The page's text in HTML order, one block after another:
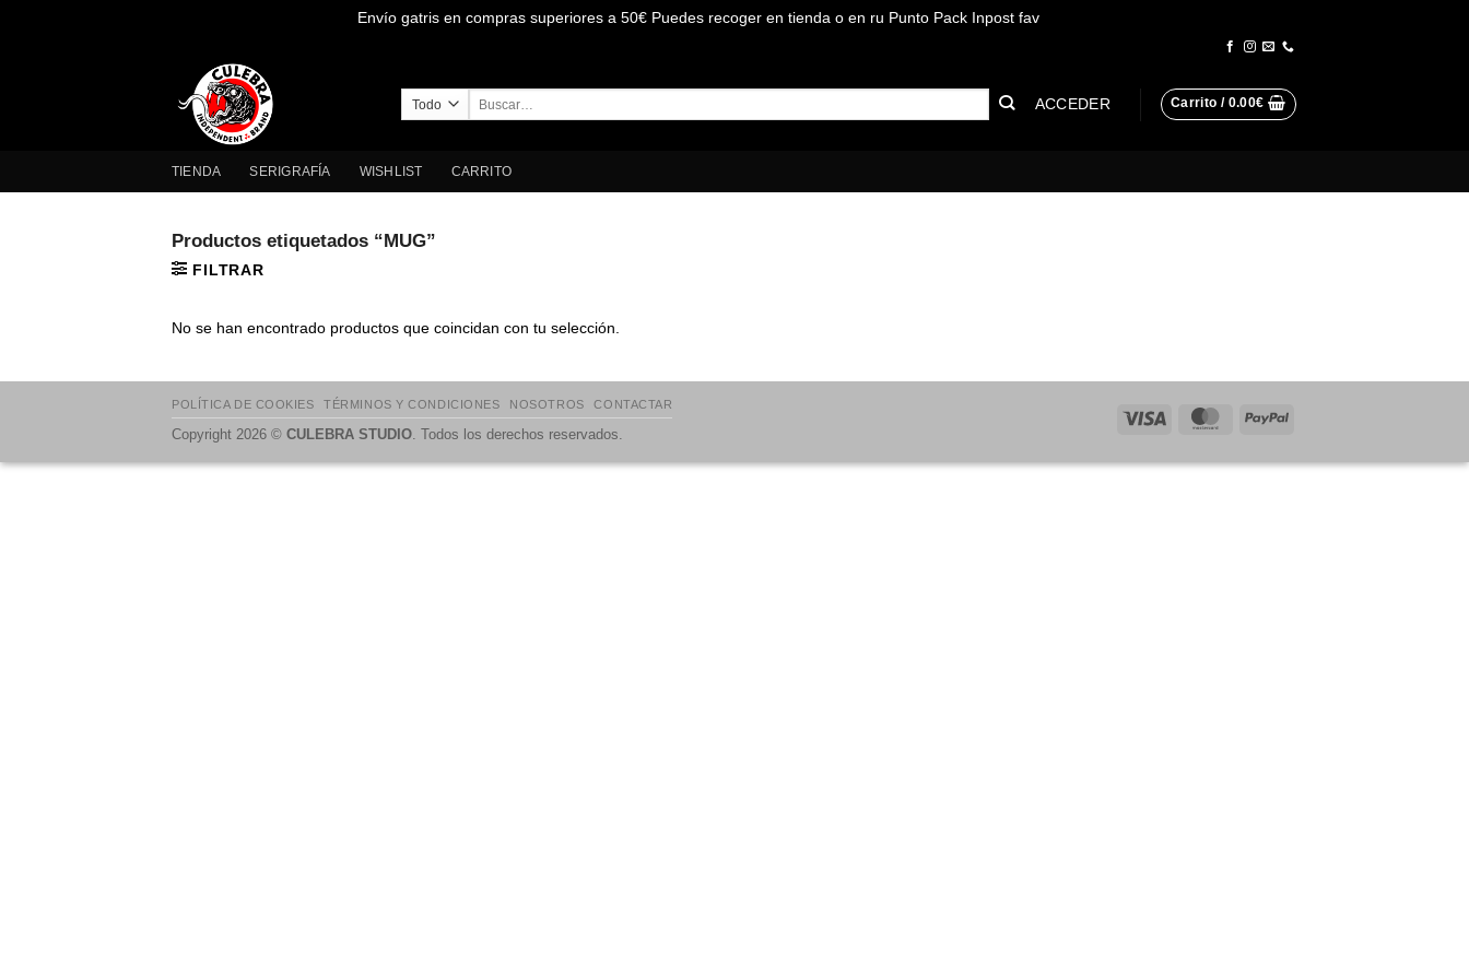
Envío gatris en compras superiores a 50€ Puedes recoger en tienda o en ru Punto Pack Inpost fav
ACCEDER Carrito / 0.00€
TIENDA SERIGRAFÍA WISHLIST CARRITO
Productos etiquetados “MUG”
FILTRAR
No se han encontrado productos que coincidan con tu selección.
Visa MasterCardPayPal
POLÍTICA DE COOKIES TÉRMINOS Y CONDICIONES NOSOTROS CONTACTAR
Copyright 2026 © CULEBRA STUDIO. Todos los derechos reservados.